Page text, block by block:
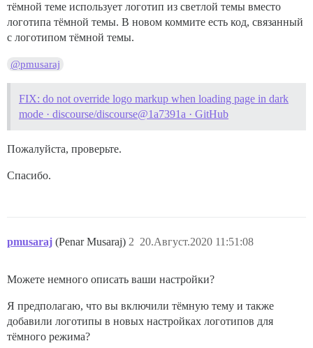
тёмной теме использует логотип из светлой темы вместо
логотипа тёмной темы. В новом коммите есть код, связанный
с логотипом тёмной темы.
@pmusaraj
FIX: do not override logo markup when loading page in dark
mode · discourse/discourse@1a7391a · GitHub
Пожалуйста, проверьте.
Спасибо.
pmusaraj (Penar Musaraj) 20.Август.2020 11:51:08
2
Можете немного описать ваши настройки?
Я предполагаю, что вы включили тёмную тему и также
добавили логотипы в новых настройках логотипов для
тёмного режима?